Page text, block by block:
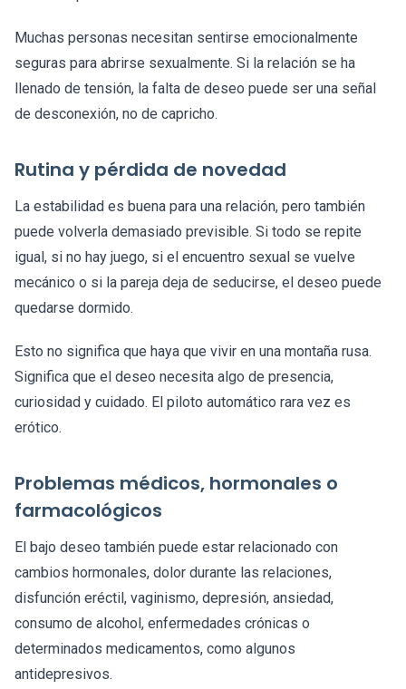
Muchas personas necesitan sentirse emocionalmente
seguras para abrirse sexualmente. Si la relación se ha
llenado de tensión, la falta de deseo puede ser una señal
de desconexión, no de capricho.
Rutina y pérdida de novedad
La estabilidad es buena para una relación, pero también
puede volverla demasiado previsible. Si todo se repite
igual, si no hay juego, si el encuentro sexual se vuelve
mecánico o si la pareja deja de seducirse, el deseo puede
quedarse dormido.
Esto no significa que haya que vivir en una montaña rusa.
Significa que el deseo necesita algo de presencia,
curiosidad y cuidado. El piloto automático rara vez es
erótico.
Problemas médicos, hormonales o
farmacológicos
El bajo deseo también puede estar relacionado con
cambios hormonales, dolor durante las relaciones,
disfunción eréctil, vaginismo, depresión, ansiedad,
consumo de alcohol, enfermedades crónicas o
determinados medicamentos, como algunos
antidepresivos.